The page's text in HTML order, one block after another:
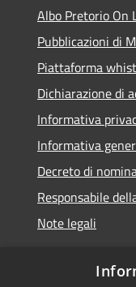
Albo Pretorio On
Pubblicazioni di
Piattaforma
Dichiarazione di
Informativa
Informativa
Decreto di
Responsabile
Note legali